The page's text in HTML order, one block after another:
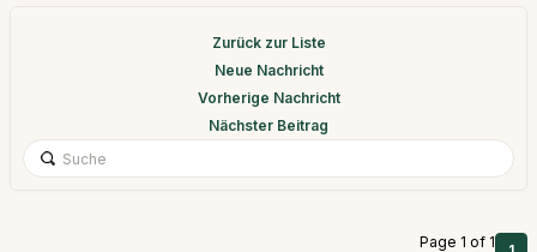
Zurück zur Liste
Neue Nachricht
Vorherige Nachricht
Nächster Beitrag
Page 1 of 1